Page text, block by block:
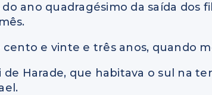
ano quadragésimo da saída dos
cento e vinte e três anos, quando
Harade, que habitava o sul na